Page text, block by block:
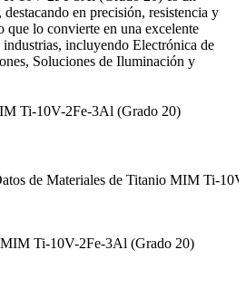
en precisión, resistencia y
que lo convierte en una excelente
incluyendo Electrónica de
Soluciones de Iluminación y
Ti-10V-2Fe-3Al (Grado 20)
de Materiales de Titanio MIM Ti-
Ti-10V-2Fe-3Al (Grado 20)